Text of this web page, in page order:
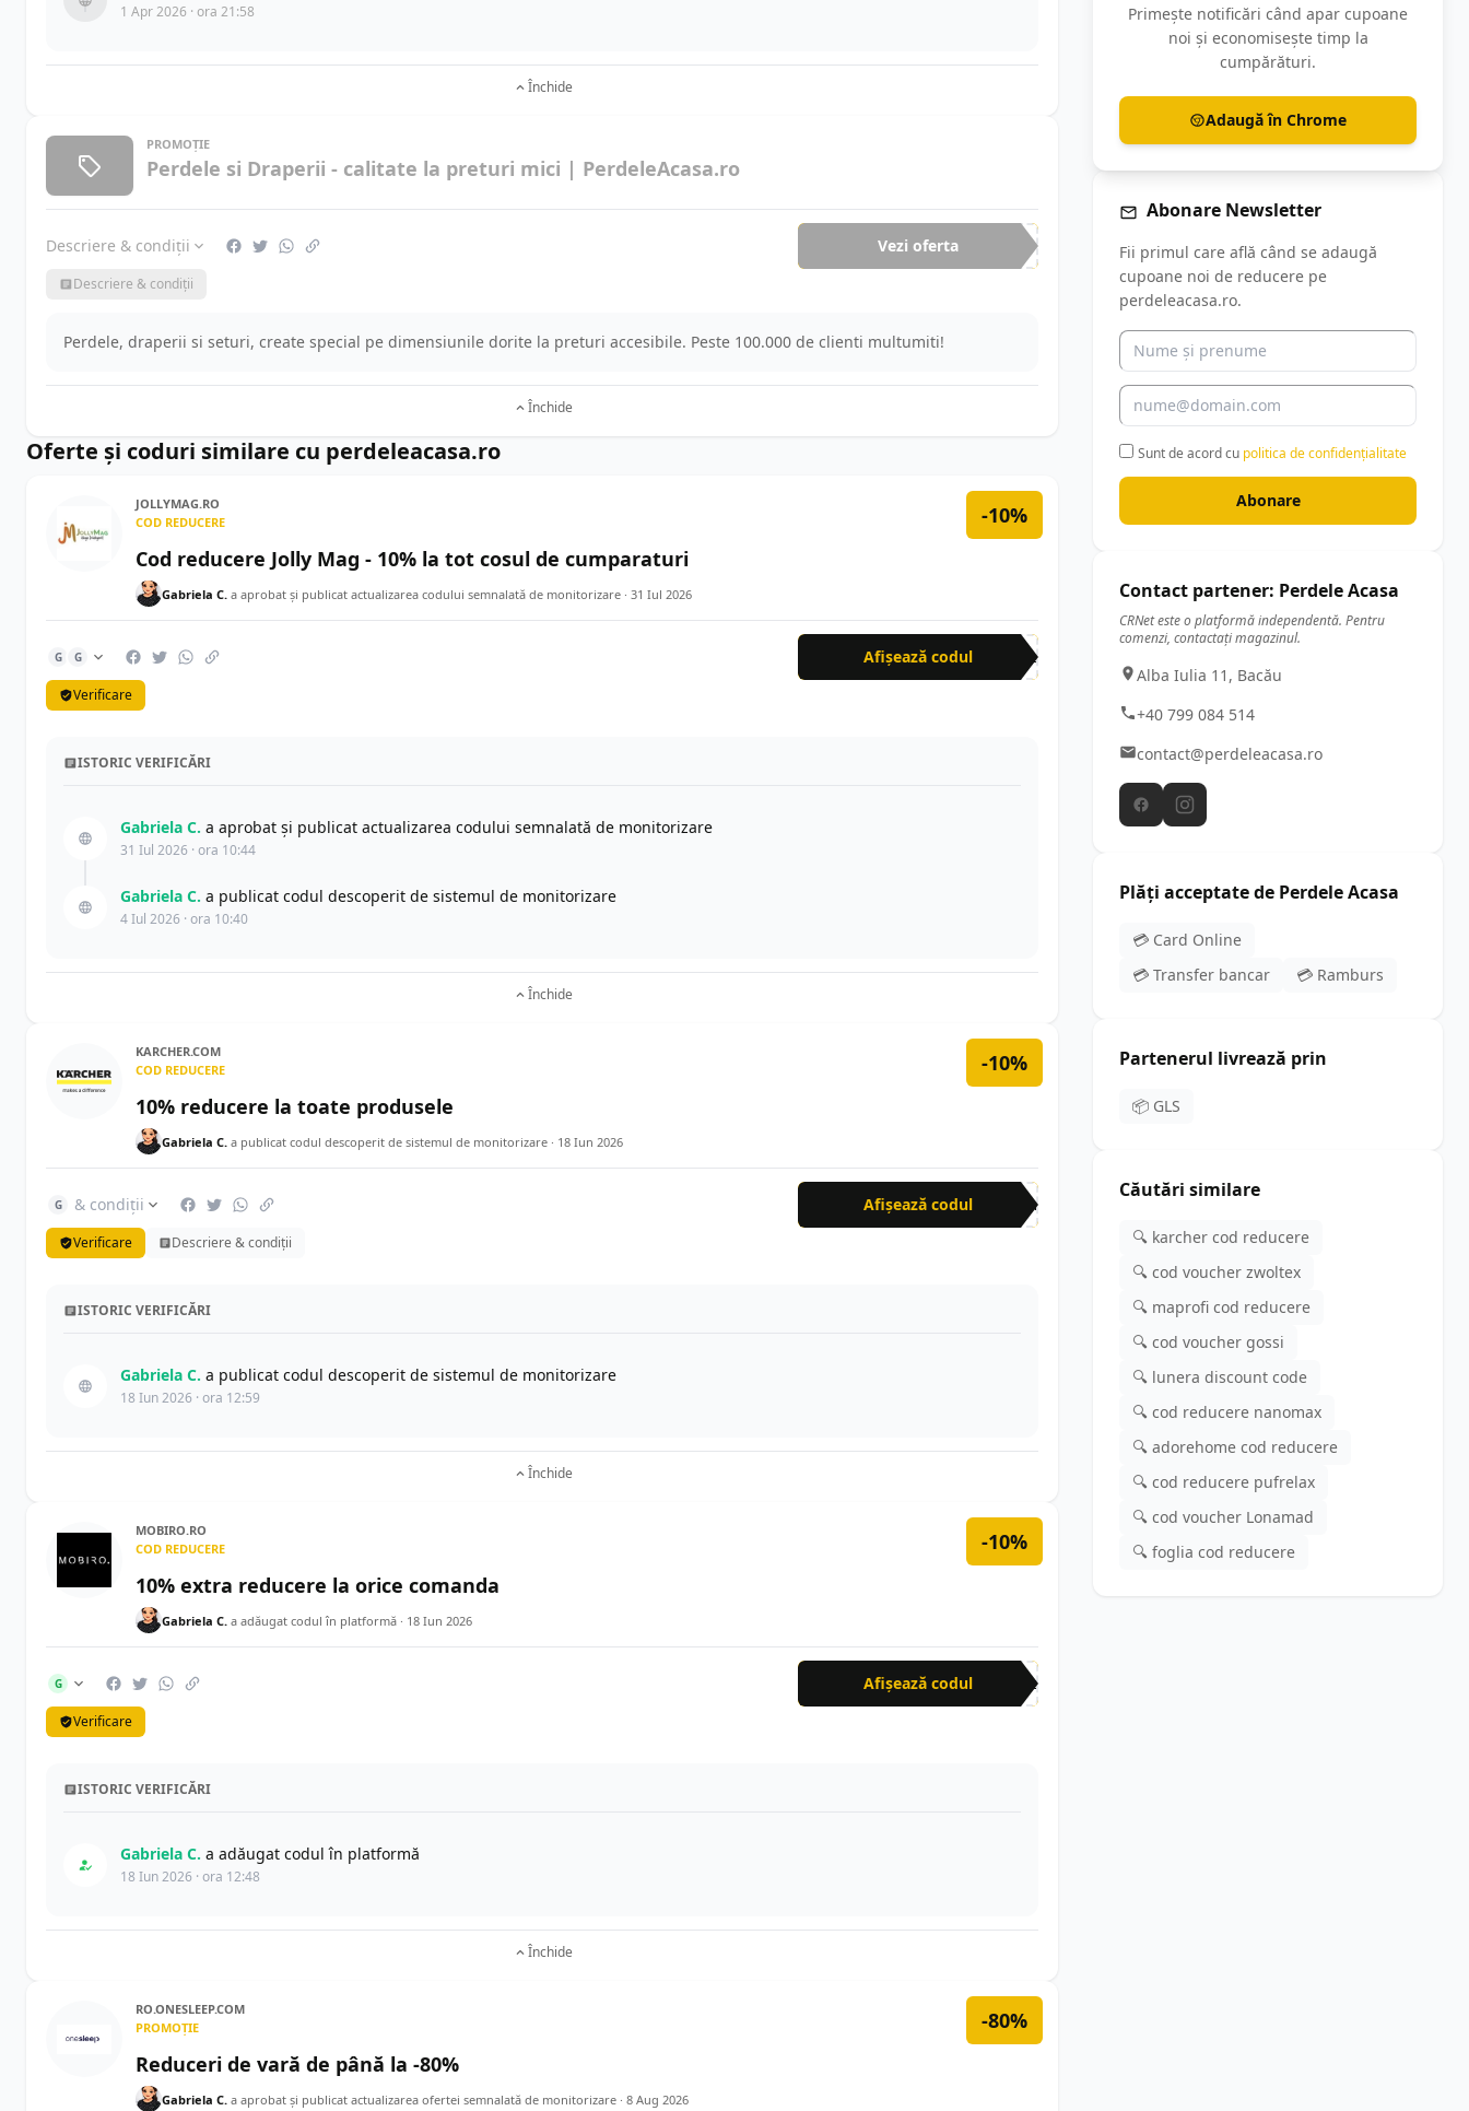
1 Apr 2026 · ora 21:58
Închide
PROMOȚIE
Perdele si Draperii - calitate la preturi mici | PerdeleAcasa.ro
Descriere & condiții Vezi oferta
Descriere & condiții
Perdele, draperii si seturi, create special pe dimensiunile dorite la preturi accesibile. Peste 100.000 de clienti multumiti!
Închide
Oferte și coduri similare cu perdeleacasa.ro
JOLLYMAG.RO
COD REDUCERE
-10%
Cod reducere Jolly Mag - 10% la tot cosul de cumparaturi
Gabriela C. a aprobat și publicat actualizarea codului semnalată de monitorizare · 31 Iul 2026
G G Afișează codul JOL
Verificare
ISTORIC VERIFICĂRI
Gabriela C. a aprobat și publicat actualizarea codului semnalată de monitorizare
31 Iul 2026 · ora 10:44
Gabriela C. a publicat codul descoperit de sistemul de monitorizare
4 Iul 2026 · ora 10:40
Închide
KARCHER.COM
COD REDUCERE
-10%
10% reducere la toate produsele
Gabriela C. a publicat codul descoperit de sistemul de monitorizare · 18 Iun 2026
G & condiții Afișează codul NEW
Verificare Descriere & condiții
ISTORIC VERIFICĂRI
Gabriela C. a publicat codul descoperit de sistemul de monitorizare
18 Iun 2026 · ora 12:59
Închide
MOBIRO.RO
COD REDUCERE
-10%
10% extra reducere la orice comanda
Gabriela C. a adăugat codul în platformă · 18 Iun 2026
G Afișează codul ext
Verificare
ISTORIC VERIFICĂRI
Gabriela C. a adăugat codul în platformă
18 Iun 2026 · ora 12:48
Închide
RO.ONESLEEP.COM
PROMOȚIE
-80%
Reduceri de vară de până la -80%
Gabriela C. a aprobat și publicat actualizarea ofertei semnalată de monitorizare · 8 Aug 2026
Primește notificări când apar cupoane
noi și economisește timp la
cumpărături.
Adaugă în Chrome
Abonare Newsletter
Fii primul care află când se adaugă
cupoane noi de reducere pe
perdeleacasa.ro.
Sunt de acord cu politica de confidențialitate
Abonare
Contact partener: Perdele Acasa
CRNet este o platformă independentă. Pentru
comenzi, contactați magazinul.
Alba Iulia 11, Bacău
+40 799 084 514
contact@perdeleacasa.ro
Plăți acceptate de Perdele Acasa
💳 Card Online
💳 Transfer bancar
💳 Ramburs
Partenerul livrează prin
📦 GLS
Căutări similare
🔍 karcher cod reducere
🔍 cod voucher zwoltex
🔍 maprofi cod reducere
🔍 cod voucher gossi
🔍 lunera discount code
🔍 cod reducere nanomax
🔍 adorehome cod reducere
🔍 cod reducere pufrelax
🔍 cod voucher Lonamad
🔍 foglia cod reducere